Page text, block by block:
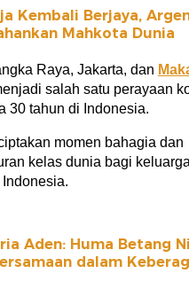
Kembali Berjaya,
Mahkota Dunia
Raya, Jakarta, dan
salah satu perayaan
30 tahun di Indonesia.
momen bahagia dan
kelas dunia bagi
Aden: Huma Betang
dalam